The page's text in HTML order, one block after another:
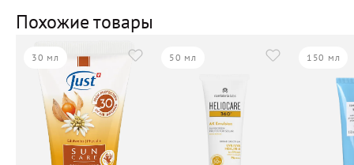
Похожие товары
30 мл 50 мл 150 мл